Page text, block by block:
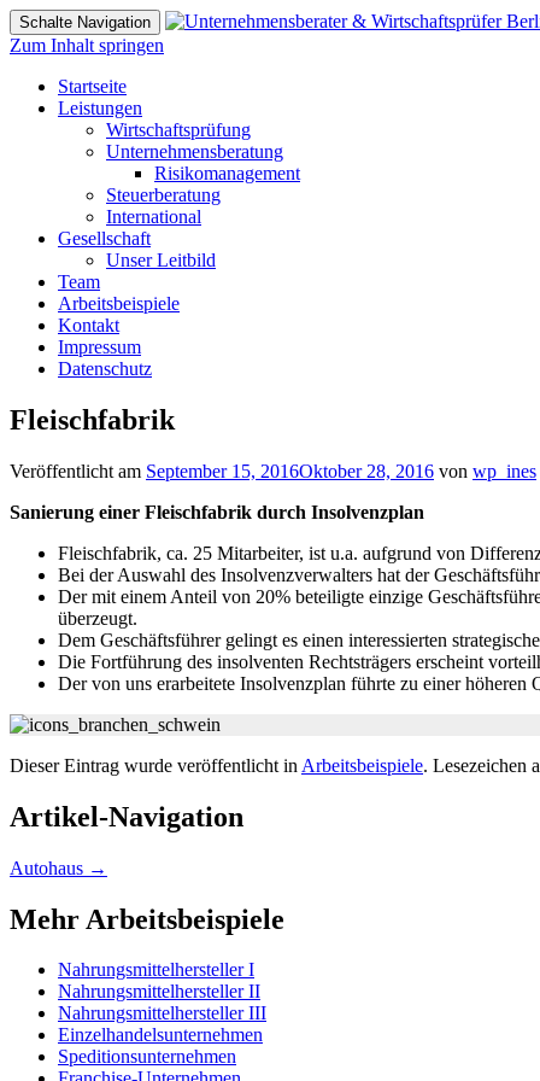
Schalte Navigation
Zum Inhalt springen
Startseite
Leistungen
Wirtschaftsprüfung
Unternehmensberatung
Risikomanagement
Steuerberatung
International
Gesellschaft
Unser Leitbild
Team
Arbeitsbeispiele
Kontakt
Impressum
Datenschutz
Fleischfabrik
Veröffentlicht am September 15, 2016Oktober 28, 2016 von wp_ines
Sanierung einer Fleischfabrik durch Insolvenzplan
Fleischfabrik, ca. 25 Mitarbeiter, ist u.a. aufgrund von
Bei der Auswahl des Insolvenzverwalters hat der
Der mit einem Anteil von 20% beteiligte einzige
überzeugt.
Dem Geschäftsführer gelingt es einen interessierten
Die Fortführung des insolventen Rechtsträgers erscheint
Der von uns erarbeitete Insolvenzplan führte zu einer
Dieser Eintrag wurde veröffentlicht in Arbeitsbeispiele. Lesezeichen
Artikel-Navigation
Autohaus →
Mehr Arbeitsbeispiele
Nahrungsmittelhersteller I
Nahrungsmittelhersteller II
Nahrungsmittelhersteller III
Einzelhandelsunternehmen
Speditionsunternehmen